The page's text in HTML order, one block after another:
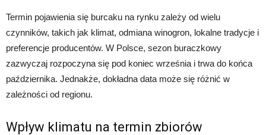
Termin pojawienia się burcaku na rynku zależy od wielu
czynników, takich jak klimat, odmiana winogron, lokalne tradycje i
preferencje producentów. W Polsce, sezon buraczkowy
zazwyczaj rozpoczyna się pod koniec września i trwa do końca
października. Jednakże, dokładna data może się różnić w
zależności od regionu.
Wpływ klimatu na termin zbiorów